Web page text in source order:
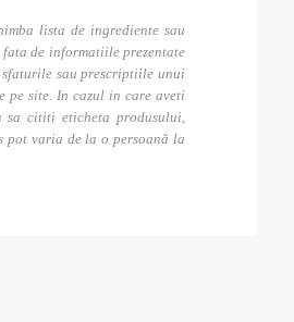
lista de ingrediente sau
de informatiile prezentate
sau prescriptiile unui
pe site. In cazul in care aveti
sa cititi eticheta produsului,
pot varia de la o persoană la